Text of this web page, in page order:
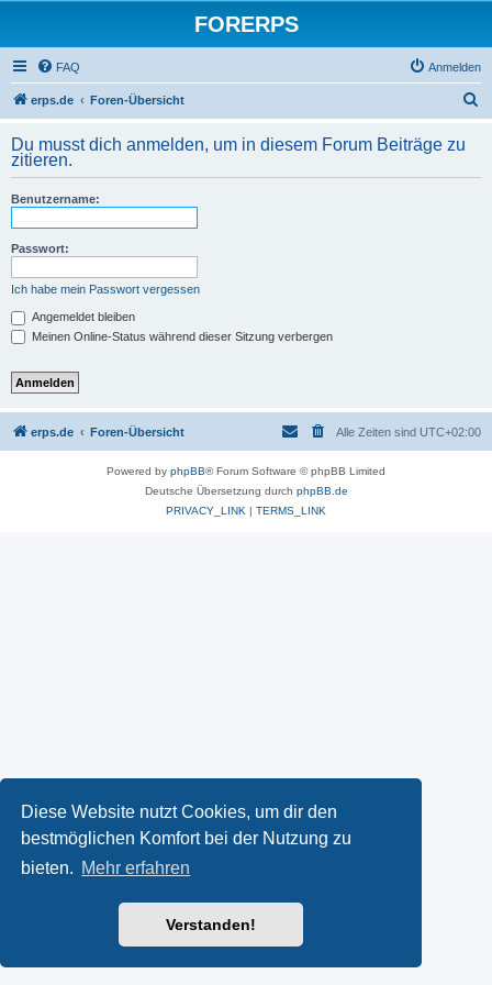
Diese Website nutzt Cookies, um dir den
bestmöglichen Komfort bei der Nutzung zu
bieten. Mehr erfahren
Verstanden!
FORERPS
FAQ Anmelden
erps.de Foren-Übersicht
h
Du musst dich anmelden, um in diesem Forum Beiträge zu
zitieren.
Benutzername:
Passwort:
Ich habe mein Passwort vergessen
Angemeldet bleiben
Meinen Online-Status während dieser Sitzung verbergen
erps.de Foren-Übersicht Alle Zeiten sind UTC+02:00
Powered by phpBB® Forum Software © phpBB Limited
Deutsche Übersetzung durch phpBB.de
PRIVACY_LINK | TERMS_LINK